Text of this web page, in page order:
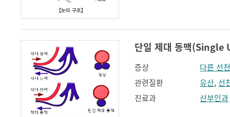
단일 제대 동맥
증상
다른 선
관련질환
유산, 선
진료과
산부인과